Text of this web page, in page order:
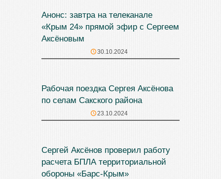
Анонс: завтра на телеканале
«Крым 24» прямой эфир с Сергеем
Аксёновым
30.10.2024
Рабочая поездка Сергея Аксёнова
по селам Сакского района
23.10.2024
Сергей Аксёнов проверил работу
расчета БПЛА территориальной
обороны «Барс-Крым»